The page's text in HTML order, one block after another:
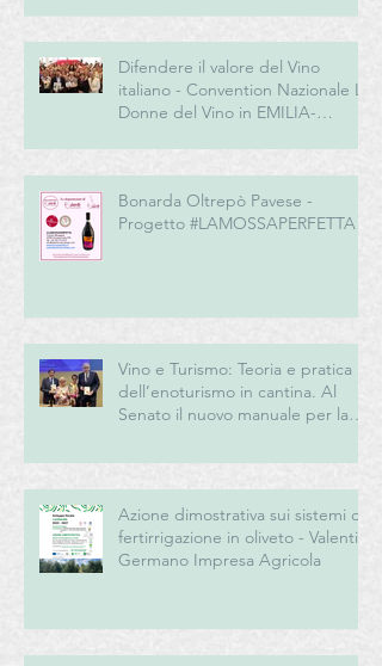
Difendere il valore del Vino
italiano - Convention Nazionale Le
Donne del Vino in EMILIA-
Bonarda Oltrepò Pavese -
Progetto #LAMOSSAPERFETTA
Vino e Turismo: Teoria e pratica
dell’enoturismo in cantina. Al
Senato il nuovo manuale per la
del vino italiano
Azione dimostrativa sui sistemi di
fertirrigazione in oliveto - Valentini
Germano Impresa Agricola